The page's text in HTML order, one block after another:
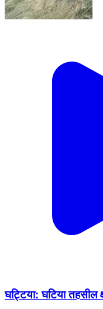
घट्टिया: घटिया तहसील